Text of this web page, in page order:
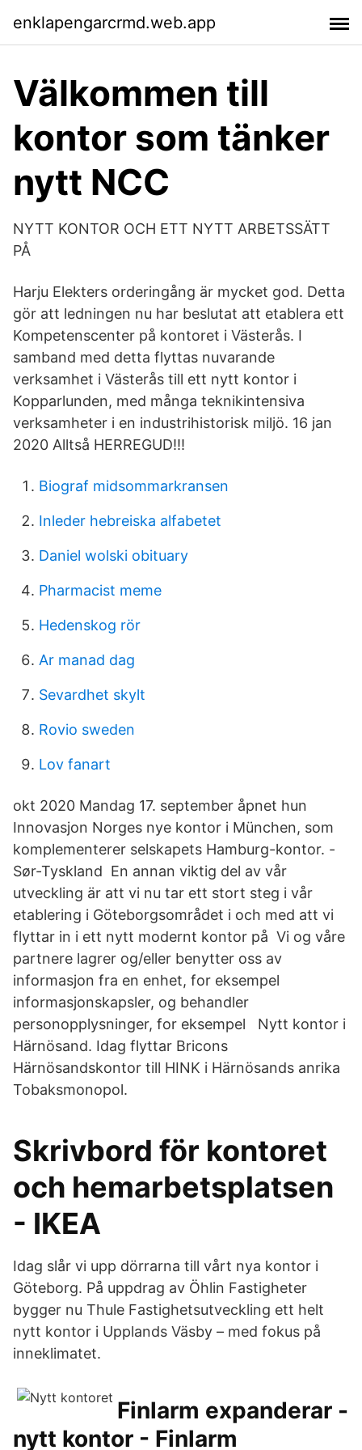
enklapengarcrmd.web.app
Välkommen till
kontor som tänker
nytt NCC
NYTT KONTOR OCH ETT NYTT ARBETSSÄTT
PÅ
Harju Elekters orderingång är mycket god. Detta
gör att ledningen nu har beslutat att etablera ett
Kompetenscenter på kontoret i Västerås. I
samband med detta flyttas nuvarande
verksamhet i Västerås till ett nytt kontor i
Kopparlunden, med många teknikintensiva
verksamheter i en industrihistorisk miljö. 16 jan
2020 Alltså HERREGUD!!!
Biograf midsommarkransen
Inleder hebreiska alfabetet
Daniel wolski obituary
Pharmacist meme
Hedenskog rör
Ar manad dag
Sevardhet skylt
Rovio sweden
Lov fanart
okt 2020 Mandag 17. september åpnet hun
Innovasjon Norges nye kontor i München, som
komplementerer selskapets Hamburg-kontor. -
Sør-Tyskland En annan viktig del av vår
utveckling är att vi nu tar ett stort steg i vår
etablering i Göteborgsområdet i och med att vi
flyttar in i ett nytt modernt kontor på Vi og våre
partnere lagrer og/eller benytter oss av
informasjon fra en enhet, for eksempel
informasjonskapsler, og behandler
personopplysninger, for eksempel Nytt kontor i
Härnösand. Idag flyttar Bricons
Härnösandskontor till HINK i Härnösands anrika
Tobaksmonopol.
Skrivbord för kontoret
och hemarbetsplatsen
- IKEA
Idag slår vi upp dörrarna till vårt nya kontor i
Göteborg. På uppdrag av Öhlin Fastigheter
bygger nu Thule Fastighetsutveckling ett helt
nytt kontor i Upplands Väsby – med fokus på
inneklimatet.
Finlarm expanderar -
nytt kontor - Finlarm